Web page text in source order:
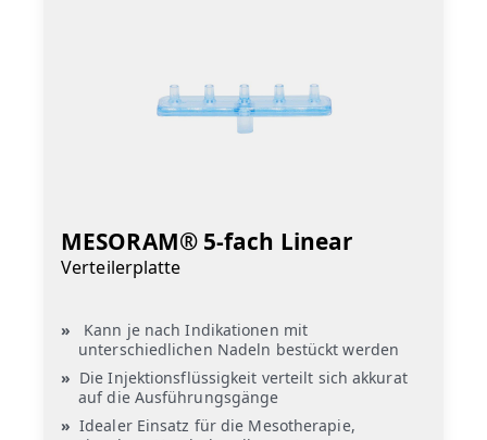
MESORAM® 5-fach Linear
Verteilerplatte
Kann je nach Indikationen mit
unterschiedlichen Nadeln bestückt werden
Die Injektionsflüssigkeit verteilt sich akkurat
auf die Ausführungsgänge
Idealer Einsatz für die Mesotherapie,